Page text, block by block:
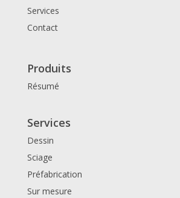
Services
Contact
Produits
Résumé
Services
Dessin
Sciage
Préfabrication
Sur mesure